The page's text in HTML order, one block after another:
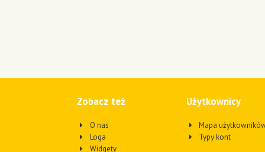
Zobacz też
O nas
Loga
Widgety
Użytkownicy
Mapa
Typy kont